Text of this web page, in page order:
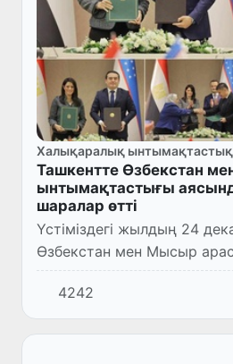
Халықаралық ынтымақтастық
Ташкентте Өзбекстан
ынтымақтастығы
шаралар өтті
Үстіміздегі жылдың 24
Өзбекстан мен Мысыр
экономикалық және
ынтымақтастықты дамыту
іс-шаралар өтті.
4242